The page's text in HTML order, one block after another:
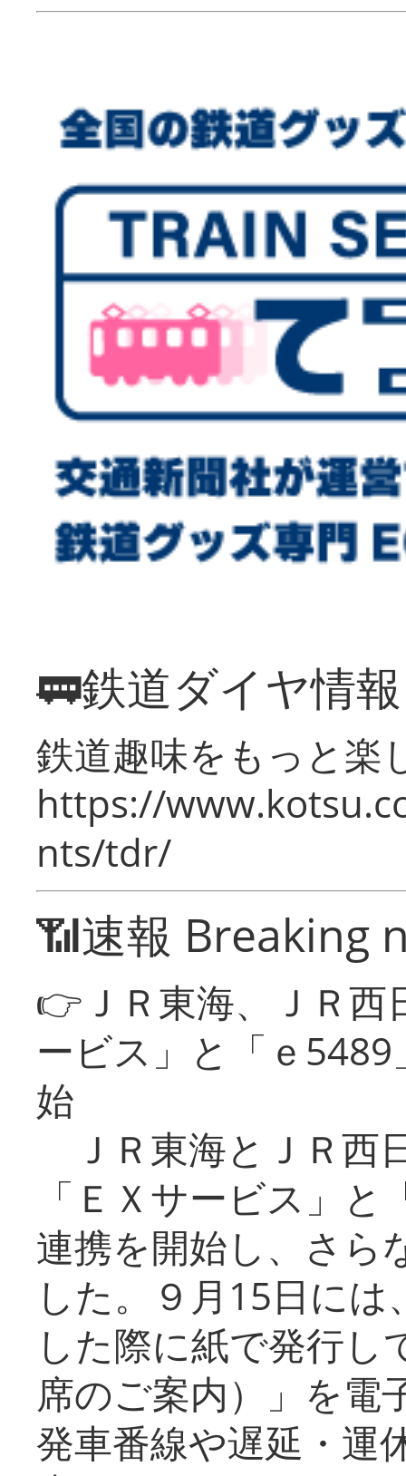
🚃鉄道ダイヤ情
鉄道趣味をもっと楽
https://
nts/tdr/
📶速報 Breaking
👉ＪＲ東海、ＪＲ
ービス」と「ｅ
始
ＪＲ東海とＪＲ西
「ＥＸサービス」
連携を開始し、さら
した。９月15日に
した際に紙で発行し
席のご案内）」を電
発車番線や遅延・運